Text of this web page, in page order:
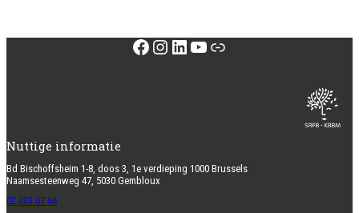
Facebook
Instagram
LinkedIn
YouTube
Link
Nuttige informatie
Bd Bischoffsheim 1-8, doos 3, 1e verdieping 1000 Brussels
Naamsesteenweg 47, 5030 Gembloux
02 223 07 66